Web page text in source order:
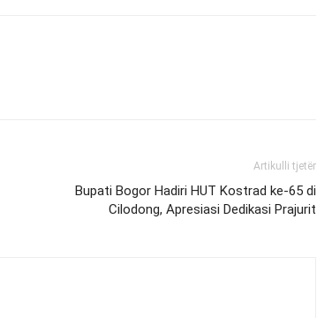
Artikulli tjetër
Bupati Bogor Hadiri HUT Kostrad ke-65 di
Cilodong, Apresiasi Dedikasi Prajurit